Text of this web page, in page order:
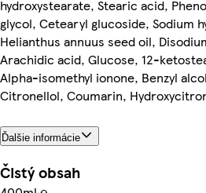
hydroxystearate, Stearic acid,
glycol, Cetearyl glucoside, Sodium
Helianthus annuus seed oil,
Arachidic acid, Glucose, 12-
Alpha-isomethyl ionone, Benzyl
Citronellol, Coumarin,
Ďalšie informácie
Čistý obsah